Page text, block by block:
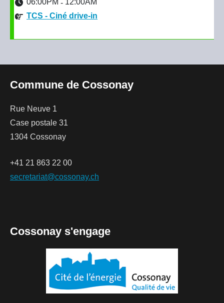
06:00PM - 12:00AM
TCS - Ciné drive-in
Commune de Cossonay
Rue Neuve 1
Case postale 31
1304 Cossonay
+41 21 863 22 00
secretariat@cossonay.ch
Cossonay s'engage